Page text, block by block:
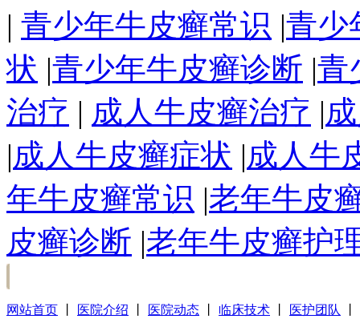
| 青少年牛皮癣常识 |青少
状 |青少年牛皮癣诊断 |青
治疗 | 成人牛皮癣治疗 |
|成人牛皮癣症状 |成人牛
年牛皮癣常识 |老年牛皮
皮癣诊断 |老年牛皮癣护
网站首页 医院介绍 医院动态 临床技术 医护团队